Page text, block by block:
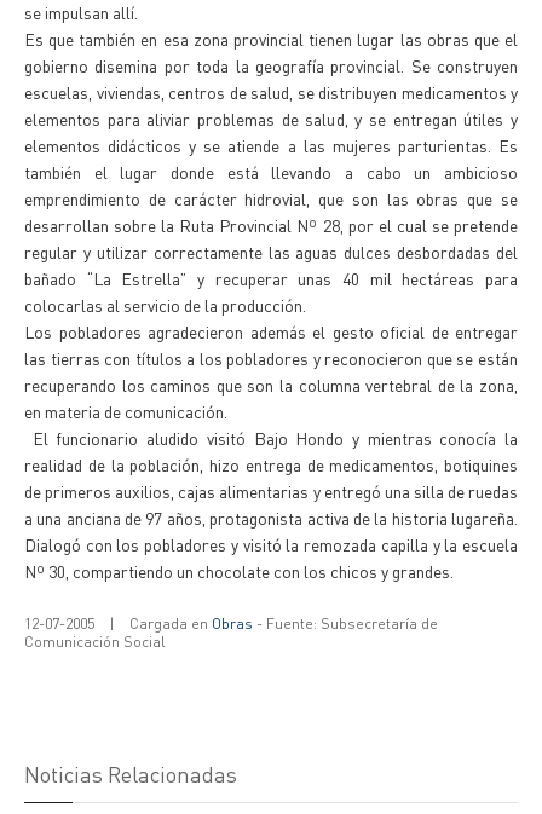
se impulsan allí.
Es que también en esa zona provincial tienen lugar las obras que el
gobierno disemina por toda la geografía provincial. Se construyen
escuelas, viviendas, centros de salud, se distribuyen medicamentos y
elementos para aliviar problemas de salud, y se entregan útiles y
elementos didácticos y se atiende a las mujeres parturientas. Es
también el lugar donde está llevando a cabo un ambicioso
emprendimiento de carácter hidrovial, que son las obras que se
desarrollan sobre la Ruta Provincial Nº 28, por el cual se pretende
regular y utilizar correctamente las aguas dulces desbordadas del
bañado “La Estrella” y recuperar unas 40 mil hectáreas para
colocarlas al servicio de la producción.
Los pobladores agradecieron además el gesto oficial de entregar
las tierras con títulos a los pobladores y reconocieron que se están
recuperando los caminos que son la columna vertebral de la zona,
en materia de comunicación.
El funcionario aludido visitó Bajo Hondo y mientras conocía la
realidad de la población, hizo entrega de medicamentos, botiquines
de primeros auxilios, cajas alimentarias y entregó una silla de ruedas
a una anciana de 97 años, protagonista activa de la historia lugareña.
Dialogó con los pobladores y visitó la remozada capilla y la escuela
Nº 30, compartiendo un chocolate con los chicos y grandes.
12-07-2005 | Cargada en Obras - Fuente: Subsecretaría de
Comunicación Social
Noticias Relacionadas